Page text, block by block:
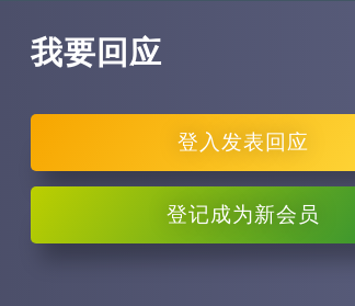
我要回应
登入 发表回应
登记成为新会员